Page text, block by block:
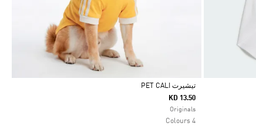
Selected
تيشيرت PET CALI
KD 13.50
Originals
4 Colours